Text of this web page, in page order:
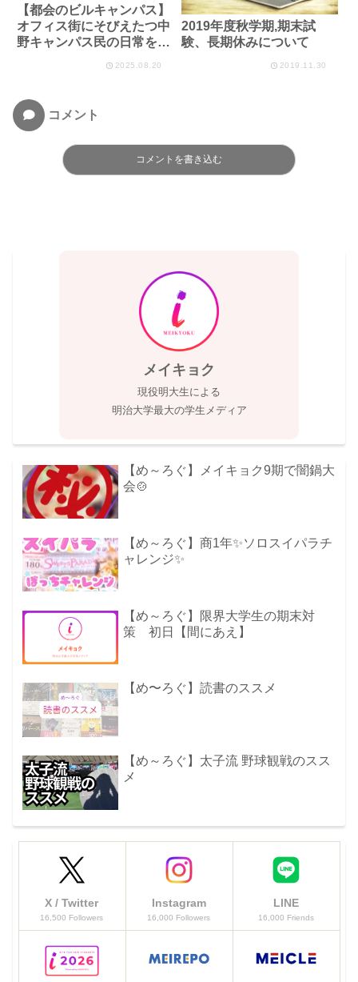
【都会のビルキャンパス】
オフィス街にそびえたつ中
野キャンパス民の日常を徹
2025.08.20
2019年度秋学期,期末試
験、長期休みについて
2019.11.30
コメント
コメントを書き込む
メイキョク
現役明大生による
明治大学最大の学生メディア
【め～ろぐ】メイキョク9期で闇鍋大
会🍲
【め～ろぐ】商1年✨ソロスイパラチ
ャレンジ✨
【め～ろぐ】限界大学生の期末対
策 初日【間にあえ】
【め〜ろぐ】読書のススメ
【め～ろぐ】太子流 野球観戦のスス
メ
X / Twitter
16,500 Followers
Instagram
16,000 Followers
LINE
16,000 Friends